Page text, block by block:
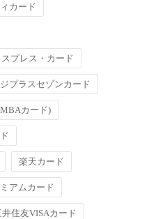
カード
プレス・カード
プラスセゾンカード
カード)
楽天カード
アムカード
井住友VISAカード